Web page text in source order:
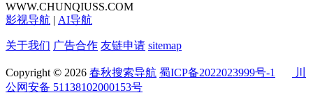
WWW.CHUNQIUSS.COM
影视导航 | AI导航
关于我们 广告合作 友链申请 sitemap
Copyright © 2026 春秋搜索导航 蜀ICP备2022023999号-1
川
公网安备 51138102000153号